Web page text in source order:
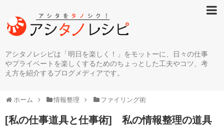
アシタノレシピは「明日を楽しく！」をモットーに、日々の仕事
やプライベートを楽しくするためのちょっとした工夫やコツ、考
え方を紹介するブログメディアです。
ホーム 情報整理 ファイリング術
[私の仕事道具と仕事術] 私の情報整理の道具